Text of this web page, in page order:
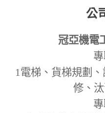
公
冠亞機電
1電梯、貨梯規劃
修、